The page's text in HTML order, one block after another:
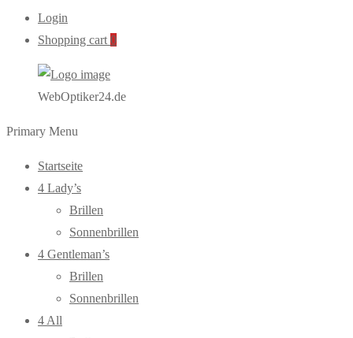
Login
Shopping cart 0
WebOptiker24.de
Primary Menu
Startseite
4 Lady’s
Brillen
Sonnenbrillen
4 Gentleman’s
Brillen
Sonnenbrillen
4 All